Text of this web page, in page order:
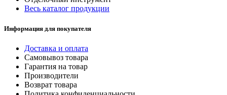
Весь каталог продукции
Информация для покупателя
Доставка и оплата
Самовывоз товара
Гарантия на товар
Производители
Возврат товара